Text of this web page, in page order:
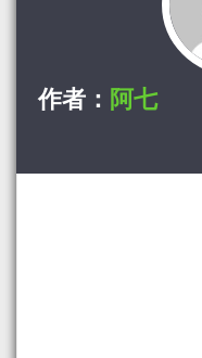
作者： 阿七